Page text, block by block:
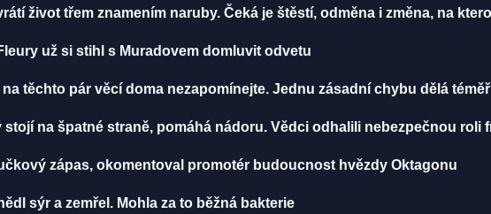
život třem znamením naruby. Čeká je štěstí, odměna i změna, na
už si stihl s Muradovem domluvit odvetu
na těchto pár věcí doma nezapomínejte. Jednu zásadní chybu dělá
stojí na špatné straně, pomáhá nádoru. Vědci odhalili nebezpečnou roli
zápas, okomentoval promotér budoucnost hvězdy Oktagonu
sýr a zemřel. Mohla za to běžná bakterie